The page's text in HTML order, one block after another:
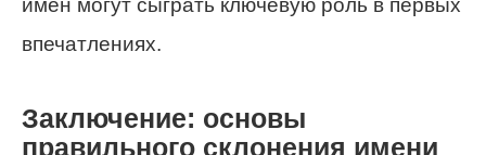
впечатлениях.
Заключение: основы
правильного склонения имени